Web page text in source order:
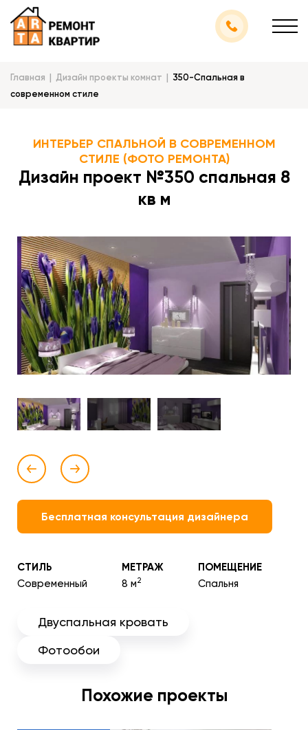
Главная Дизайн проекты комнат
350-Спальная в
современном стиле
ИНТЕРЬЕР СПАЛЬНОЙ В СОВРЕМЕННОМ
СТИЛЕ (ФОТО РЕМОНТА)
Дизайн проект №350 спальная 8
кв м
Бесплатная консультация дизайнера
СТИЛЬ
Современный
МЕТРАЖ
8 м2
ПОМЕЩЕНИЕ
Спальня
Двуспальная кровать
Фотообои
Похожие проекты